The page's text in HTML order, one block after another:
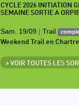
CYCLE 2026 INITIATION
SEMAINE SORTIE A
Sam. 19/09 | Trail
Weekend Trail en
> VOIR TOUTES LES